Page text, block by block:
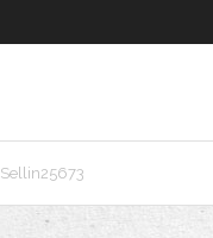
Sellin25673